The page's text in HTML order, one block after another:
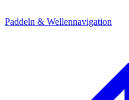
Paddeln & Wellennavigation